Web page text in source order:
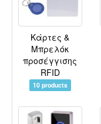
Κάρτες &
Μπρελόκ
προσέγγισης
RFID
10 products